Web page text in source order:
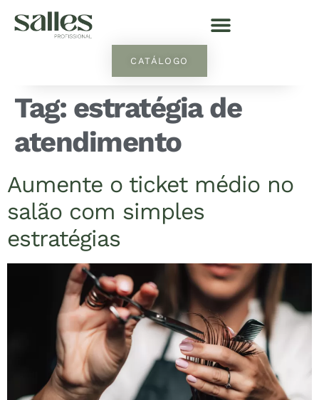
CATÁLOGO
Tag: estratégia de
atendimento
Aumente o ticket médio no
salão com simples
estratégias